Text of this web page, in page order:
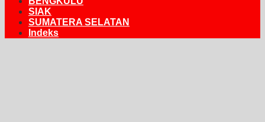
SIAK
SUMATERA SELATAN
Indeks